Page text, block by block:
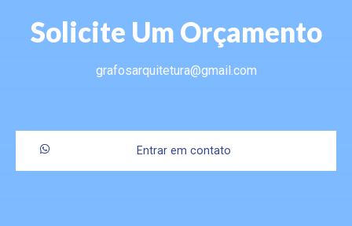
Solicite Um Orçamento
grafosarquitetura@gmail.com
Entrar em contato